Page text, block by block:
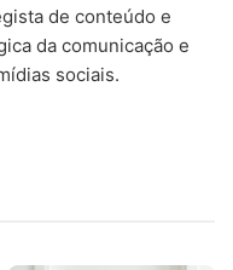
de conteúdo e
da comunicação e
sociais.